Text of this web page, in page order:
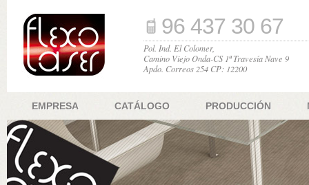
96 437 30 67
Pol. Ind. El Colomer,
Camino Viejo Onda-CS 1ª Travesía Nave 9
Apdo. Correos 254 CP: 12200
EMPRESA CATÁLOGO PRODUCCIÓN